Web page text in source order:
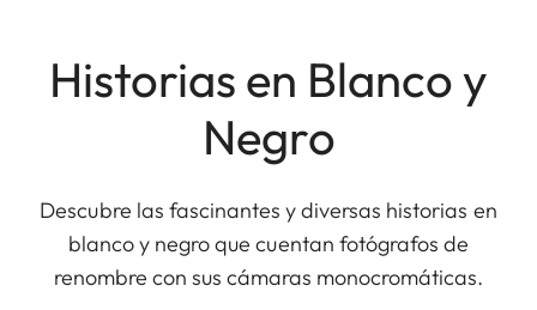
Historias en Blanco y
Negro
Descubre las fascinantes y diversas historias en
blanco y negro que cuentan fotógrafos de
renombre con sus cámaras monocromáticas.